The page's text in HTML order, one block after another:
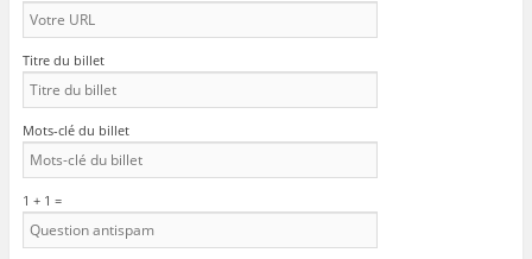
Titre du billet
Mots-clé du billet
1 + 1 =